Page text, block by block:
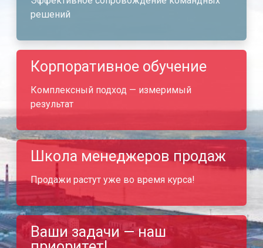
решений
Корпоративное обучение
Комплексный подход — измеримый
результат
Школа менеджеров продаж
Продажи растут уже во время курса!
Ваши задачи — наш